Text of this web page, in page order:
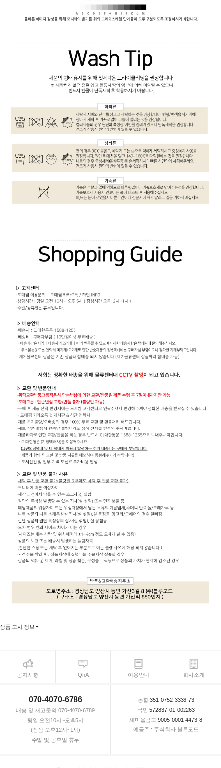
상품 고시 정보
공지사항 QnA 이용안내 회사소개
070-4070-6786
배송 및 재고문의 070-4070-6789
평일 오전10시~오후5시
(점심 오후12시~1시)
주말 및 공휴일 휴무
농협 351-0752-3336-73
국민 572837-01-002263
새마을금고 9005-0001-4473-8
예금주 : 주식회사 블루모드